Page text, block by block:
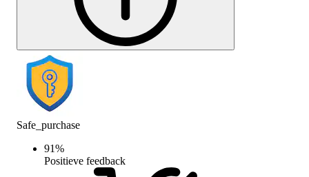
Safe_purchase
91%
Positieve feedback